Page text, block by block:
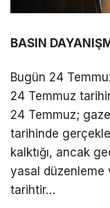
BASIN
Bugün 24
24 Temmuz
24 Temmuz;
tarihinde
kalktığı, ancak
yasal düzenleme
tarihtir…